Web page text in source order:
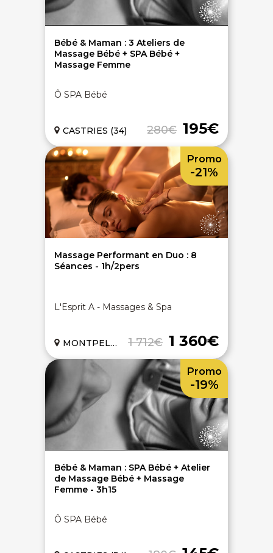
Bébé & Maman : 3 Ateliers de
Massage Bébé + SPA Bébé +
Massage Femme
Ô SPA Bébé
280€ 195€
CASTRIES (34)
Massage Performant en Duo : 8
Séances - 1h/2pers
L'Esprit A - Massages & Spa
1 712€ 1 360€
MONTPELLIER (34)
Promo
-21%
Bébé & Maman : SPA Bébé + Atelier
de Massage Bébé + Massage
Femme - 3h15
Ô SPA Bébé
Promo
-19%